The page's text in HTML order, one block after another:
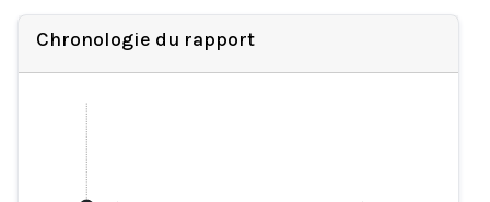
Chronologie du rapport